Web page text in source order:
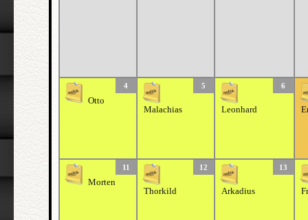
4
Otto
5
Malachias
6
Leonhard
11
Morten
12
Thorkild
13
Arkadius